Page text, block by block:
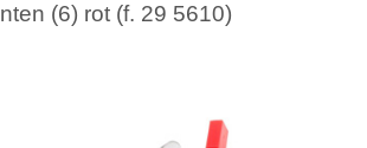
(6) rot (f. 29 5610)